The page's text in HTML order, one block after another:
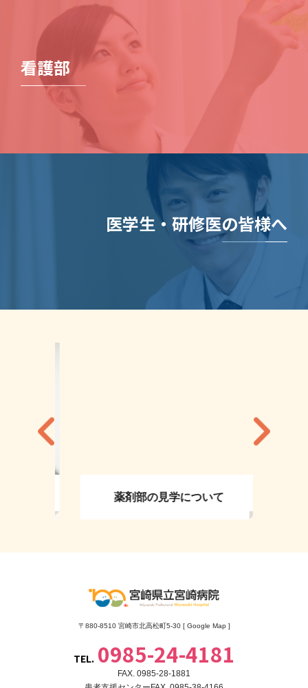
看護部
医学生・研修医の皆様へ
薬剤部の見学について
〒880-8510 宮崎市北高松町5-30 [ Google Map]
TEL. 0985-24-4181
FAX. 0985-28-1881